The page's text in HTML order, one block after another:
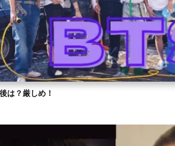
は？厳しめ！